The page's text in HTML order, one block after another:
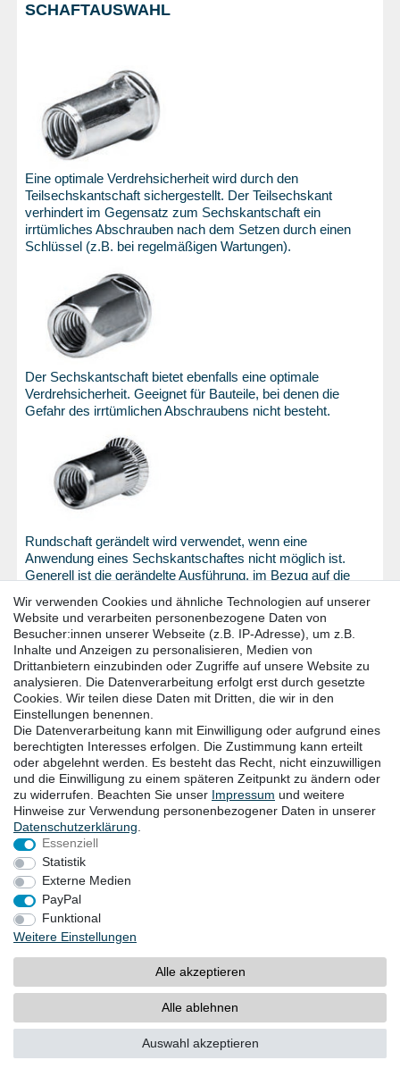
SCHAFTAUSWAHL
Eine optimale Verdrehsicherheit wird durch den
Teilsechskantschaft sichergestellt. Der Teilsechskant
verhindert im Gegensatz zum Sechskantschaft ein
irrtümliches Abschrauben nach dem Setzen durch einen
Schlüssel (z.B. bei regelmäßigen Wartungen).
Der Sechskantschaft bietet ebenfalls eine optimale
Verdrehsicherheit. Geeignet für Bauteile, bei denen die
Gefahr des irrtümlichen Abschraubens nicht besteht.
Rundschaft gerändelt wird verwendet, wenn eine
Anwendung eines Sechskantschaftes nicht möglich ist.
Generell ist die gerändelte Ausführung, im Bezug auf die
speziell bei Bauteilen aus Kunststoff und weichen
Materialien, jedoch auch bei harten Materialien.
Ein offenes Schaftende findet am häufigsten Anwendung, da
man in der Wahl der Schraubenlänge flexibel ist.
Ein geschlossenes Schaftende findet Anwendung, wenn
keine Flüssigkeit zwischen Schraube und Blindnietmutter
gelangen darf.
AUSWAHL DER BLINDNIETMUTTER UND –
SCHRAUBE IN ABHÄNGIGKEIT VOM BAUTEIL
Messen Sie die Materialstärke des zu verklemmenden
Bauteils. Dieses Maß muss innerhalb des
Wir verwenden Cookies und ähnliche Technologien auf unserer
Website und verarbeiten personenbezogene Daten von
Besucher:innen unserer Webseite (z.B. IP-Adresse), um z.B.
Inhalte und Anzeigen zu personalisieren, Medien von
Drittanbietern einzubinden oder Zugriffe auf unsere Website zu
analysieren. Die Datenverarbeitung erfolgt erst durch gesetzte
Cookies. Wir teilen diese Daten mit Dritten, die wir in den
Einstellungen benennen.
Die Datenverarbeitung kann mit Einwilligung oder aufgrund eines
berechtigten Interesses erfolgen. Die Zustimmung kann erteilt
oder abgelehnt werden. Es besteht das Recht, nicht einzuwilligen
und die Einwilligung zu einem späteren Zeitpunkt zu ändern oder
zu widerrufen. Beachten Sie unser Impressum und weitere
Hinweise zur Verwendung personenbezogener Daten in unserer
Daten­schutz­erklärung
Essenziell
Statistik
Externe Medien
PayPal
Funktional
Weitere Einstellungen
Alle akzeptieren
Alle ablehnen
Auswahl akzeptieren